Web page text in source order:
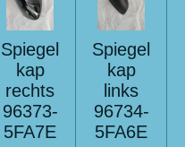
Spiegel
kap
rechts
96373-
5FA7E
Spiegel
kap
links
96734-
5FA6E